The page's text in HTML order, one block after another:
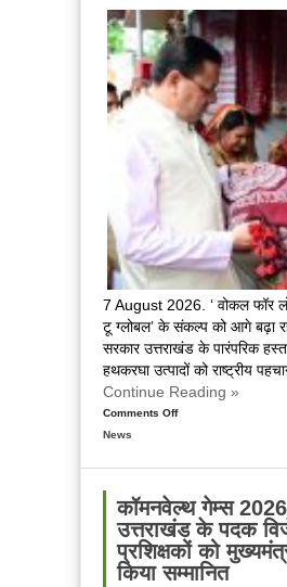
7 August 2026. ‘ वोकल फॉर
टू ग्लोबल’ के संकल्प को आगे बढ़ा
सरकार उत्तराखंड के पारंपरिक
हथकरघा उत्पादों को राष्ट्रीय
Continue Reading »
Comments Offon
पर
मुख्यमंत्री
धामी
ने
News
कॉमनवेल्थ गेम्स
उत्तराखंड के पदक
प्रशिक्षकों को
किया सम्मानित